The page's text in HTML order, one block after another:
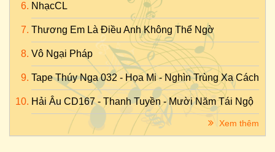
NhạcCL
Thương Em Là Điều Anh Không Thể Ngờ
Vô Ngại Pháp
Tape Thúy Nga 032 - Họa Mi - Nghìn Trùng Xa Cách
Hải Âu CD167 - Thanh Tuyền - Mười Năm Tái Ngộ
Xem thêm